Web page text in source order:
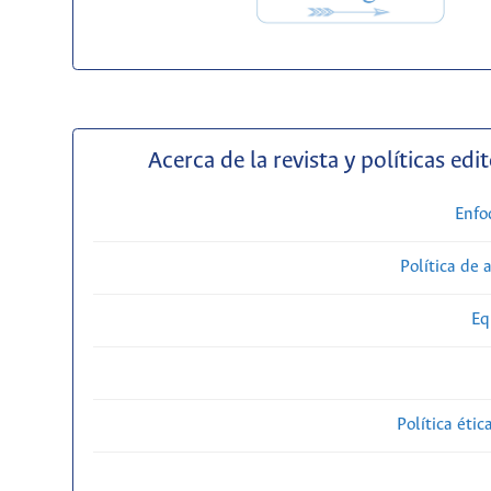
Acerca de la revista y políticas
Política de
Política